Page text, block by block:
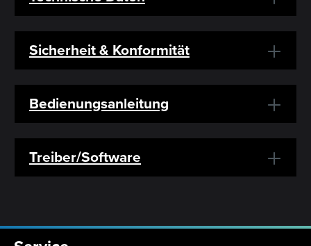
Sicherheit & Konformität
Bedienungsanleitung
Treiber/Software